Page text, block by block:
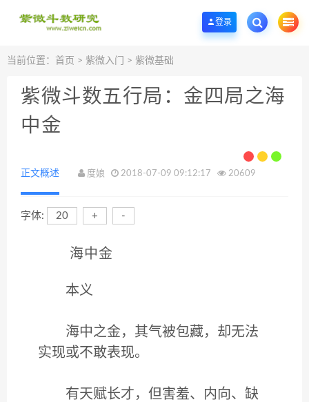
欢迎您光临紫微斗数学堂，一个优质的紫微斗数研究学习基地。
登录
当前位置： 首页 > 紫微入门 > 紫微基础
紫微斗数五行局：金四局之海
中金
正文概述 度娘 2018-07-09 09:12:17 20609
字体: 20 + -
海中金
本义
海中之金，其气被包藏，却无法
实现或不敢表现。
有天赋长才，但害羞、内向、缺